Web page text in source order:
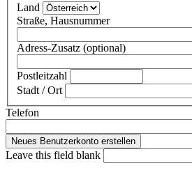
Land
Straße, Hausnummer
Adress-Zusatz (optional)
Postleitzahl
Stadt / Ort
Telefon
Leave this field blank